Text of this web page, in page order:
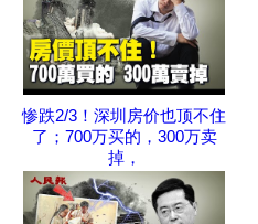
惨跌2/3！深圳房价也顶不住
了；700万买的，300万卖
掉，